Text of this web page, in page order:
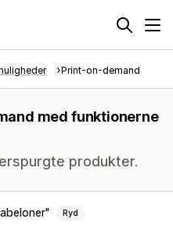
Print-on-demand
med funktionerne
produkter.
Ryd